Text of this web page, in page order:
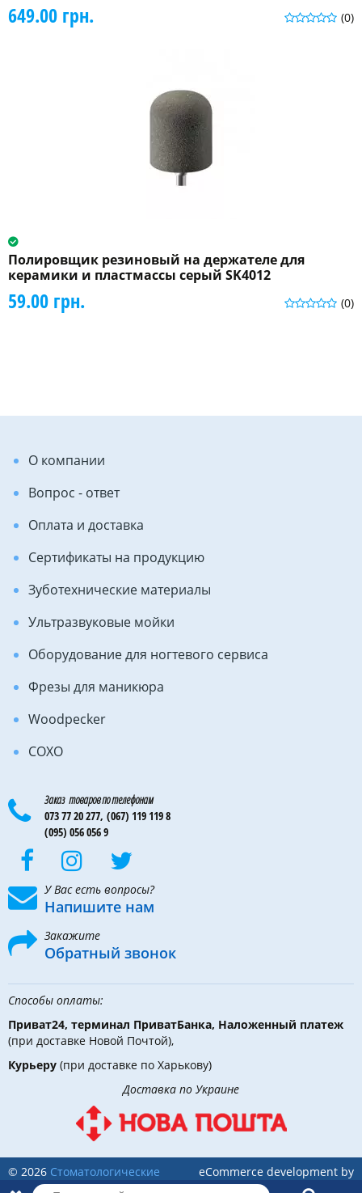
(0)
649.00 грн.
Полировщик резиновый на держателе для
керамики и пластмассы серый SK4012
(0)
59.00 грн.
О компании
Вопрос - ответ
Оплата и доставка
Сертификаты на продукцию
Зуботехнические материалы
Ультразвуковые мойки
Оборудование для ногтевого сервиса
Фрезы для маникюра
Woodpecker
COXO
Заказ товаров по телефонам
073 77 20 277, (067) 119 119 8
(095) 056 056 9
У Вас есть вопросы?
Напишите нам
Закажите
Обратный звонок
Способы оплаты:
Приват24, терминал ПриватБанка, Наложенный платеж
(при доставке Новой Почтой),
Курьеру (при доставке по Харькову)
Доставка по Украине
© 2026 Стоматологические
инструменты, материалы и
eCommerce development by